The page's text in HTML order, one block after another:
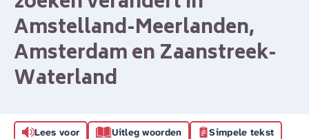
Amstelland-Meerlanden,
Amsterdam en Zaanstreek-
Waterland
Lees voor Uitleg woorden Simpele tekst